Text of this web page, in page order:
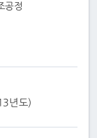
공정
년도)